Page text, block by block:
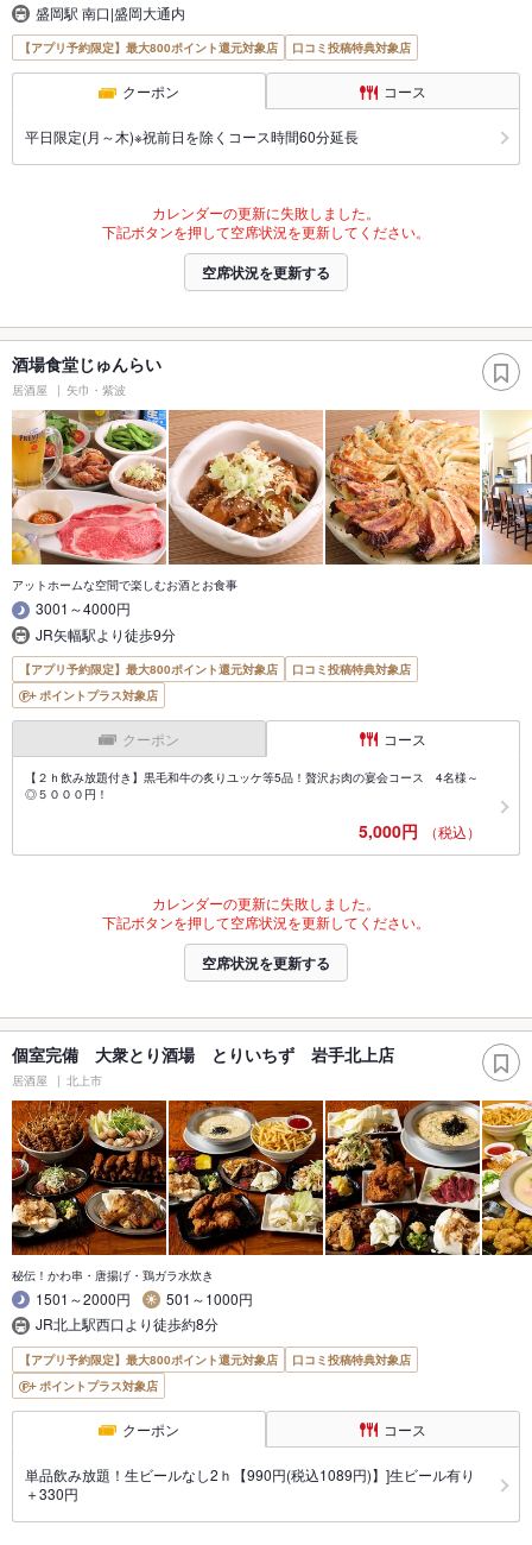
盛岡駅 南口|盛岡大通内
【アプリ予約限定】最大800ポイント還元対象店 口コミ投稿特典対象店
クーポン コース
平日限定(月～木)※祝前日を除くコース時間60分延長
カレンダーの更新に失敗しました。
下記ボタンを押して空席状況を更新してください。
空席状況を更新する
酒場食堂じゅんらい
居酒屋 矢巾・紫波
アットホームな空間で楽しむお酒とお食事
3001～4000円
JR矢幅駅より徒歩9分
【アプリ予約限定】最大800ポイント還元対象店
口コミ投稿特典対象店
ポイントプラス対象店
クーポン コース
【２ｈ飲み放題付き】黒毛和牛の炙りユッケ等5品！贅沢お肉の宴会コース 4名様～
◎５０００円！
5,000円 （税込）
カレンダーの更新に失敗しました。
下記ボタンを押して空席状況を更新してください。
空席状況を更新する
個室完備 大衆とり酒場 とりいちず 岩手北上店
居酒屋 北上市
秘伝！かわ串・唐揚げ・鶏ガラ水炊き
1501～2000円
501～1000円
JR北上駅西口より徒歩約8分
【アプリ予約限定】最大800ポイント還元対象店
口コミ投稿特典対象店
ポイントプラス対象店
クーポン コース
単品飲み放題！生ビールなし2ｈ【990円(税込1089円)】]生ビール有り
＋330円